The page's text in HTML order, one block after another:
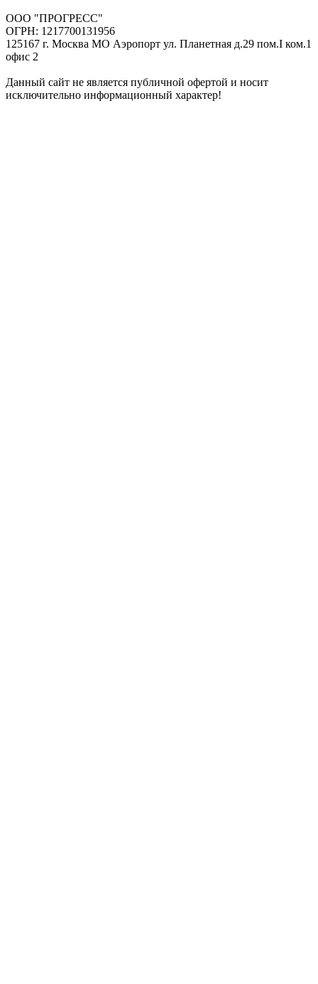
ООО "ПРОГРЕСС"
ОГРН: 1217700131956
125167 г. Москва МО Аэропорт ул. Планетная д.29 пом.I ком.1
офис 2
Данный сайт не является публичной офертой и носит
исключительно информационный характер!